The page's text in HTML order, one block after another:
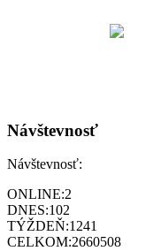
Návštevnosť
Návštevnosť:
ONLINE:2
DNES:102
TÝŽDEŇ:1241
CELKOM:2660508